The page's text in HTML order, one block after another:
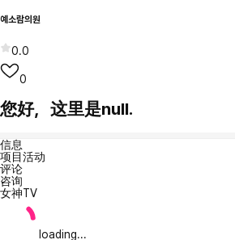
예소람의원
0.0
0
您好，这里是null.
信息
项目活动
评论
咨询
女神TV
loading...